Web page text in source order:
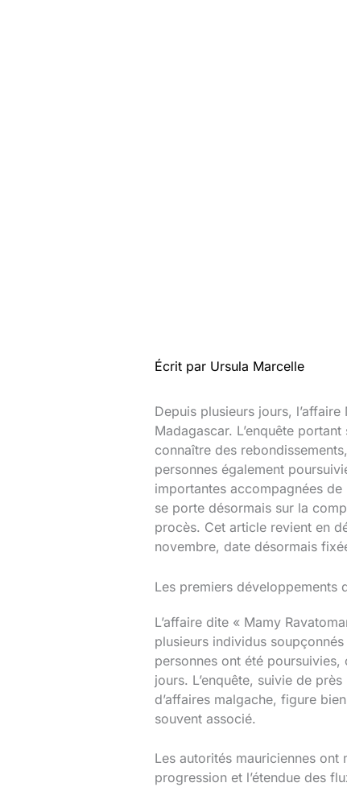
Écrit par Ursula Marcelle
Depuis plusieurs jours,
Madagascar. L’enquête
connaître des
personnes également
importantes accompagnées de
se porte désormais sur la
procès. Cet article revient en
novembre, date désormais
Les premiers développements
L’affaire dite « Mamy
plusieurs individus
personnes ont été
jours. L’enquête, suivie de
d’affaires malgache, figure
souvent associé.
Les autorités mauriciennes
progression et l’étendue des